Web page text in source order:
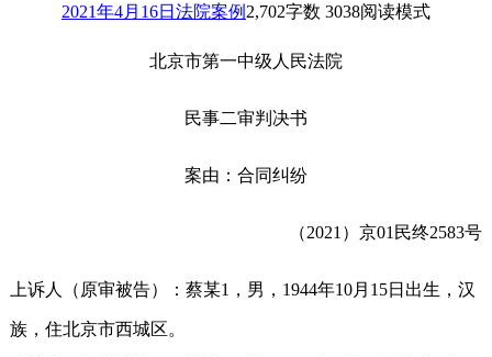
2021年4月16日 法院案例 2,702字数 3038阅读模式
北京市第一中级人民法院
民事二审判决书
案由：合同纠纷
（2021）京01民终2583号
上诉人（原审被告）：蔡某1，男，1944年10月15日出生，汉
族，住北京市西城区。